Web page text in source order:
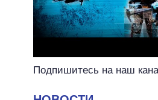
Подпишитесь на наш